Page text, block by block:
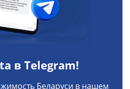
в Telegram!
Беларуси в нашем